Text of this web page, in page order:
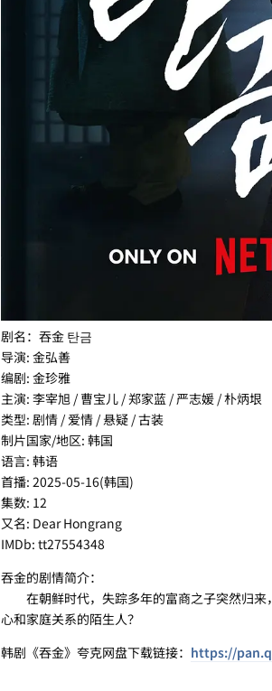
剧名：吞金 탄금
导演: 金弘善
编剧: 金珍雅
主演: 李宰旭 / 曹宝儿 / 郑家蓝 / 严志媛 / 朴炳垠
类型: 剧情 / 爱情 / 悬疑 / 古装
制片国家/地区: 韩国
语言: 韩语
首播: 2025-05-16(韩国)
集数: 12
又名: Dear Hongrang
IMDb: tt27554348
吞金的剧情简介：
在朝鲜时代，失踪多年的富商之子突然归来
心和家庭关系的陌生人？
韩剧《吞金》夸克网盘下载链接： https://